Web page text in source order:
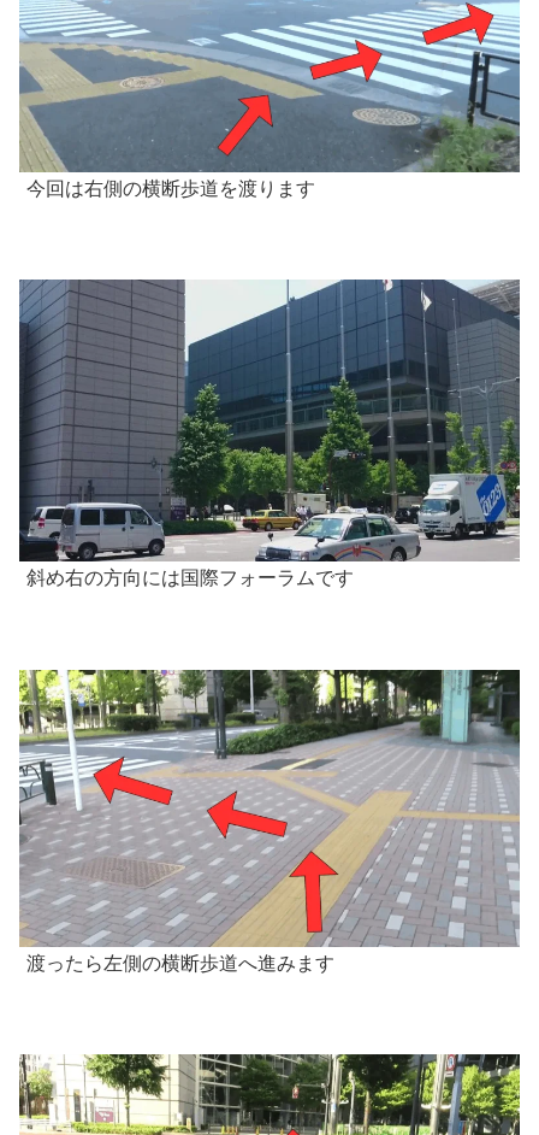
今回は右側の横断歩道を渡ります
斜め右の方向には国際フォーラムです
渡ったら左側の横断歩道へ進みます